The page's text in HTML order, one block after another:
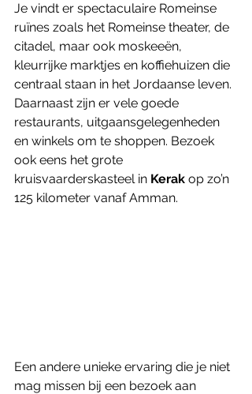
Je vindt er spectaculaire Romeinse
ruïnes zoals het Romeinse theater, de
citadel, maar ook moskeeën,
kleurrijke marktjes en koffiehuizen die
centraal staan in het Jordaanse leven.
Daarnaast zijn er vele goede
restaurants, uitgaansgelegenheden
en winkels om te shoppen. Bezoek
ook eens het grote
kruisvaarderskasteel in Kerak op zo’n
125 kilometer vanaf Amman.
Een andere unieke ervaring die je niet
mag missen bij een bezoek aan